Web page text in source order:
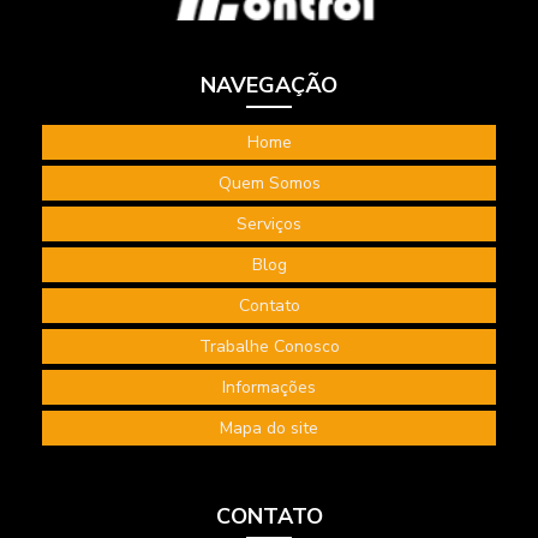
Terceirização de serviços bombeiro civil
Terceirização de serviços de segurança do trabalho
Treinamento de higiene ocupacional
Treinamento internacional NEBOSH
NAVEGAÇÃO
Home
Quem Somos
Serviços
Blog
Contato
Trabalhe Conosco
Informações
Mapa do site
CONTATO